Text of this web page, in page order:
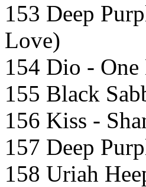
153 Deep
Love)
154 Dio -
155 Black
156 Kiss -
157 Deep
158 Uriah